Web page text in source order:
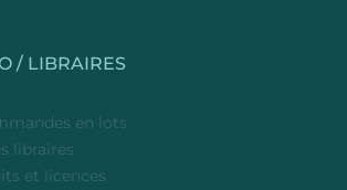
/ LIBRAIRES
en lots
libraires
et licences